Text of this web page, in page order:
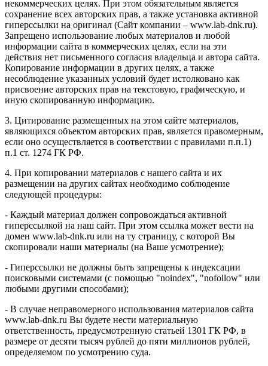
некоммерческих целях. При этом обязательным является
сохранение всех авторских прав, а также установка активной
гиперссылки на оригинал (Сайт компании – www.lab-dnk.ru).
Запрещено использование любых материалов и любой
информации сайта в коммерческих целях, если на эти
действия нет письменного согласия владельца и автора сайта.
Копирование информации в других целях, а также
несоблюдение указанных условий будет истолковано как
присвоение авторских прав на текстовую, графическую, и
иную скопированную информацию.
3. Цитирование размещенных на этом сайте материалов,
являющихся объектом авторских прав, является правомерным,
если оно осуществляется в соответствии с правилами п.п.1)
п.1 ст. 1274 ГК РФ.
4. При копировании материалов с нашего сайта и их
размещении на других сайтах необходимо соблюдение
следующей процедуры:
- Каждый материал должен сопровождаться активной
гиперссылкой на наш сайт. При этом ссылка может вести на
домен www.lab-dnk.ru или на ту страницу, с которой Вы
скопировали наши материалы (на Ваше усмотрение);
- Гиперссылки не должны быть запрещены к индексации
поисковыми системами (с помощью "noindex", "nofollow" или
любыми другими способами);
- В случае неправомерного использования материалов сайта
www.lab-dnk.ru Вы будете нести материальную
ответственность, предусмотренную статьей 1301 ГК РФ, в
размере от десяти тысяч рублей до пяти миллионов рублей,
определяемом по усмотрению суда.